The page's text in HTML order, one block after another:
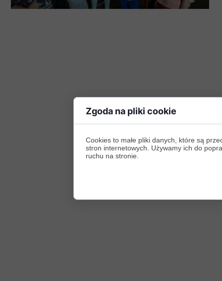
Zgoda na pliki cookie
Cookies to małe pliki danych, które są
stron internetowych. Używamy ich do
ruchu na stronie.